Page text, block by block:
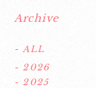
Archive
- ALL
- 2026
- 2025